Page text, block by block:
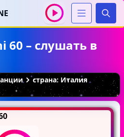
60 – слушать в
страна: Италия